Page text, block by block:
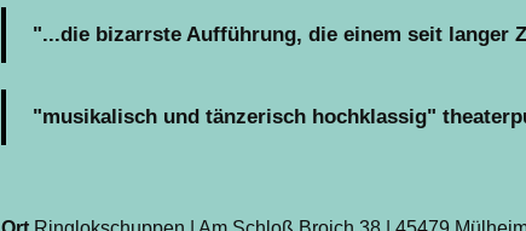
"...die bizarrste Aufführung, die einem seit langer
"musikalisch und tänzerisch hochklassig"